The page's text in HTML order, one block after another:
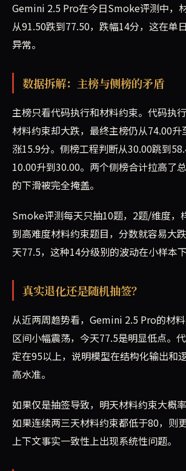
Gemini 2.5 Pro在今日Smoke评测中，
从91.50跌到77.50，跌幅14分，这在单
异常。
数据拆解：主榜与侧榜的矛盾
主榜只看代码执行和材料约束。代码执行
材料约束却大跌，最终主榜仍从74.00升
涨15.9分。侧榜工程判断从30.00跳到
10.00升到30.00。两个侧榜合计拉高了
的下滑被完全掩盖。
Smoke评测每天只抽10题，2题/维度，
到高难度材料约束题目，分数就容易大
天77.5，这种14分级别的波动在小样本
真实退化还是随机抽签？
从近两周趋势看，Gemini 2.5 Pro的材
区间小幅震荡，今天77.5是明显低点。
定在95以上，说明模型在结构化输出和
高水准。
如果仅是抽签导致，明天材料约束大概
如果连续两三天材料约束都低于80，则
上下文事实一致性上出现系统性问题。